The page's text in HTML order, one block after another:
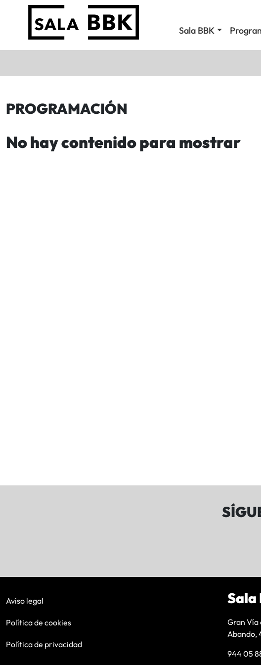
Sala BBK
PROGRAMACIÓN
No hay contenido para mostrar
Aviso legal
Política de cookies
Política de privacidad
Sala
Gran Vía
Abando,
944 05